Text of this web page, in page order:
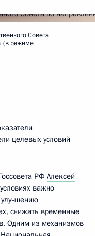
Совета
(в режиме
целевых условий
РФ Алексей
важно
снижать временные
Одним из механизмов